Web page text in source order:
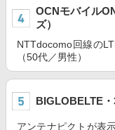
OCNモバイル
ズ）
NTTdocomo回線の
（50代／男性）
BIGLOBELTE・
アンテナピクトが表